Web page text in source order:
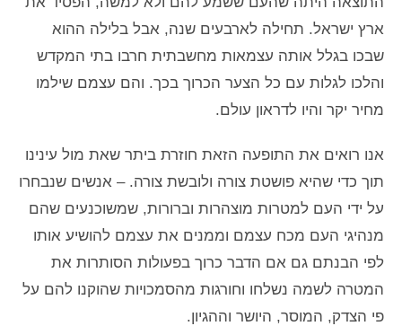
ארץ ישראל. תחילה לארבעים שנה, אבל בלילה ההוא
שבכו בגלל אותה עצמאות מחשבתית חרבו בתי המקדש
והלכו לגלות עם כל הצער הכרוך בכך. והם עצמם שילמו
מחיר יקר והיו לדראון עולם.
אנו רואים את התופעה הזאת חוזרת ביתר שאת מול עינינו
תוך כדי שהיא פושטת צורה ולובשת צורה. – אנשים שנבחרו
על ידי העם למטרות מוצהרות וברורות, שמשוכנעים שהם
מנהיגי העם מכח עצמם וממנים את עצמם להושיע אותו
לפי הבנתם גם אם הדבר כרוך בפעולות הסותרות את
המטרה לשמה נשלחו וחורגות מהסמכויות שהוקנו להם על
פי הצדק, המוסר, היושר וההגיון.